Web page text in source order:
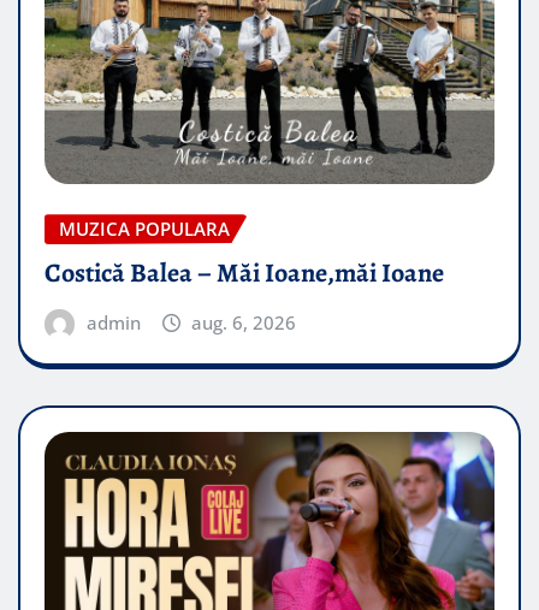
MUZICA POPULARA
Costică Balea – Măi Ioane,măi Ioane
admin aug. 6, 2026